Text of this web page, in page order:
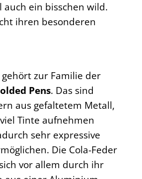
ein bisschen wild.
ihren besonderen
gehört zur Familie der
Pens. Das sind
aus gefaltetem Metall,
Tinte aufnehmen
sehr expressive
Die Cola-Feder
vor allem durch ihr